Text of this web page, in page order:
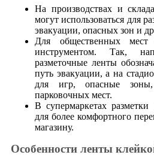
На производствах и
могут использоваться для
эвакуации, опасных зон и
Для общественных мест
инструментом. Так,
разметочные ленты
путь эвакуации, а на
для игр, опасные
парковочных мест.
В супермаркетах разметки
для более комфортного
магазину.
Особенности ленты